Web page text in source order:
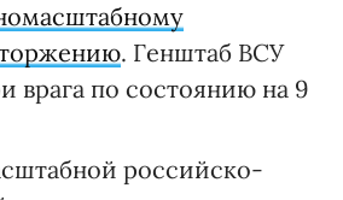
. Генштаб ВСУ
врага по состоянию на 9
российско-